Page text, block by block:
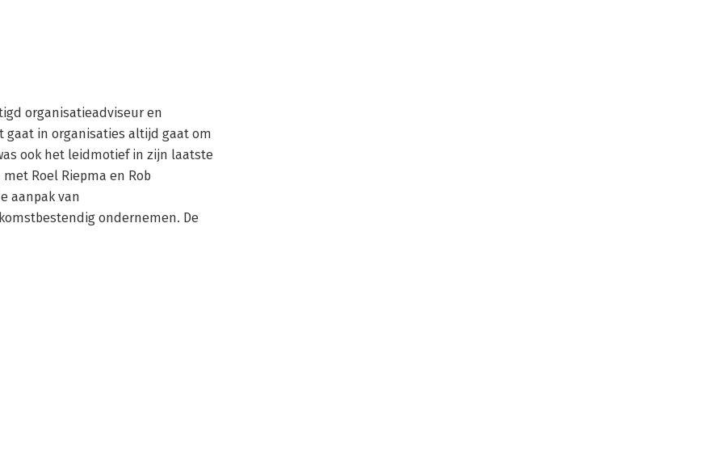
organisatieadviseur en
gaat in organisaties altijd gaat om
ook het leidmotief in zijn laatste
Roel Riepma en Rob
aanpak van
ondernemen. De